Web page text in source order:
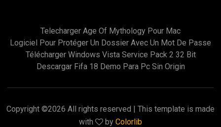
Telecharger Age Of Mythology Pour Mac
Logiciel Pour Protéger Un Dossier Avec Un Mot De Passe
Télécharger Windows Vista Service Pack 2 32 Bit
Descargar Fifa 18 Demo Para Pc Sin Origin
Copyright ©2026 All rights reserved | This template is made
with
by Colorlib